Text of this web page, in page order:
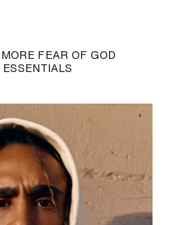
FEAR OF GOD
ESSENTIALS